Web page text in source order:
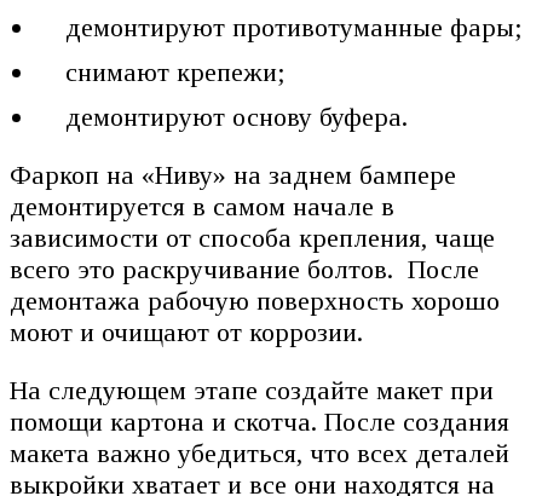
демонтируют противотуманные фары;
снимают крепежи;
демонтируют основу буфера.
Фаркоп на «Ниву» на заднем бампере
демонтируется в самом начале в
зависимости от способа крепления, чаще
всего это раскручивание болтов. После
демонтажа рабочую поверхность хорошо
моют и очищают от коррозии.
На следующем этапе создайте макет при
помощи картона и скотча. После создания
макета важно убедиться, что всех деталей
выкройки хватает и все они находятся на